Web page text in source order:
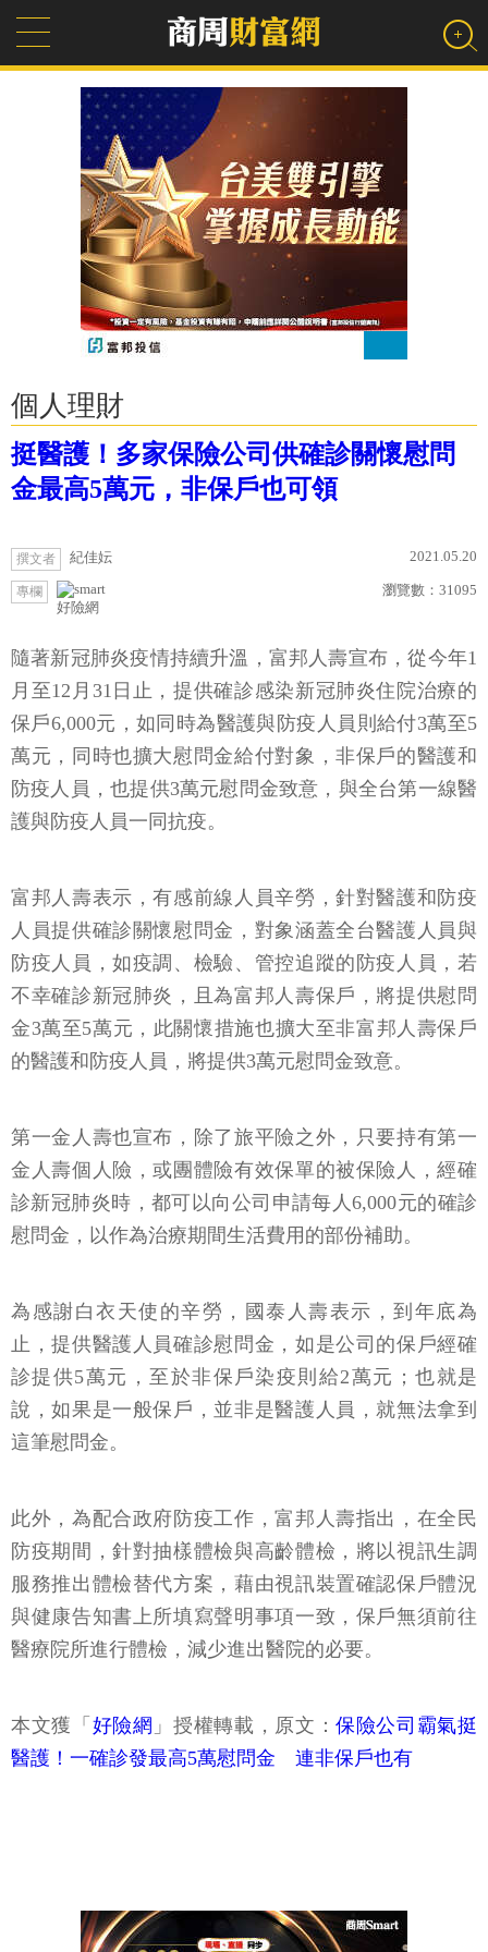
個人理財
挺醫護！多家保險公司供確診關懷慰問
金最高5萬元，非保戶也可領
撰文者 紀佳妘 2021.05.20
專欄
好險網
瀏覽數： 31095
隨著新冠肺炎疫情持續升溫，富邦人壽宣布，從今年1
月至12月31日止，提供確診感染新冠肺炎住院治療的
保戶6,000元，如同時為醫護與防疫人員則給付3萬至5
萬元，同時也擴大慰問金給付對象，非保戶的醫護和
防疫人員，也提供3萬元慰問金致意，與全台第一線醫
護與防疫人員一同抗疫。
富邦人壽表示，有感前線人員辛勞，針對醫護和防疫
人員提供確診關懷慰問金，對象涵蓋全台醫護人員與
防疫人員，如疫調、檢驗、管控追蹤的防疫人員，若
不幸確診新冠肺炎，且為富邦人壽保戶，將提供慰問
金3萬至5萬元，此關懷措施也擴大至非富邦人壽保戶
的醫護和防疫人員，將提供3萬元慰問金致意。
第一金人壽也宣布，除了旅平險之外，只要持有第一
金人壽個人險，或團體險有效保單的被保險人，經確
診新冠肺炎時，都可以向公司申請每人6,000元的確診
慰問金，以作為治療期間生活費用的部份補助。
為感謝白衣天使的辛勞，國泰人壽表示，到年底為
止，提供醫護人員確診慰問金，如是公司的保戶經確
診提供5萬元，至於非保戶染疫則給2萬元；也就是
說，如果是一般保戶，並非是醫護人員，就無法拿到
這筆慰問金。
此外，為配合政府防疫工作，富邦人壽指出，在全民
防疫期間，針對抽樣體檢與高齡體檢，將以視訊生調
服務推出體檢替代方案，藉由視訊裝置確認保戶體況
與健康告知書上所填寫聲明事項一致，保戶無須前往
醫療院所進行體檢，減少進出醫院的必要。
本文獲「 好險網 」授權轉載，原文：保險公司霸氣挺
醫護！一確診發最高5萬慰問金 連非保戶也有